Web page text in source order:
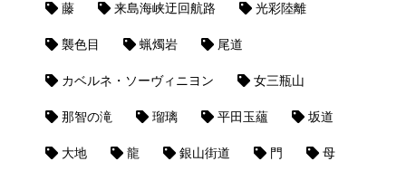
藤 来島海峡迂回航路 光彩陸離
襲色目 蝋燭岩 尾道
カベルネ・ソーヴィニヨン 女三瓶山
那智の滝 瑠璃 平田玉蘊 坂道
大地 龍 銀山街道 門 母